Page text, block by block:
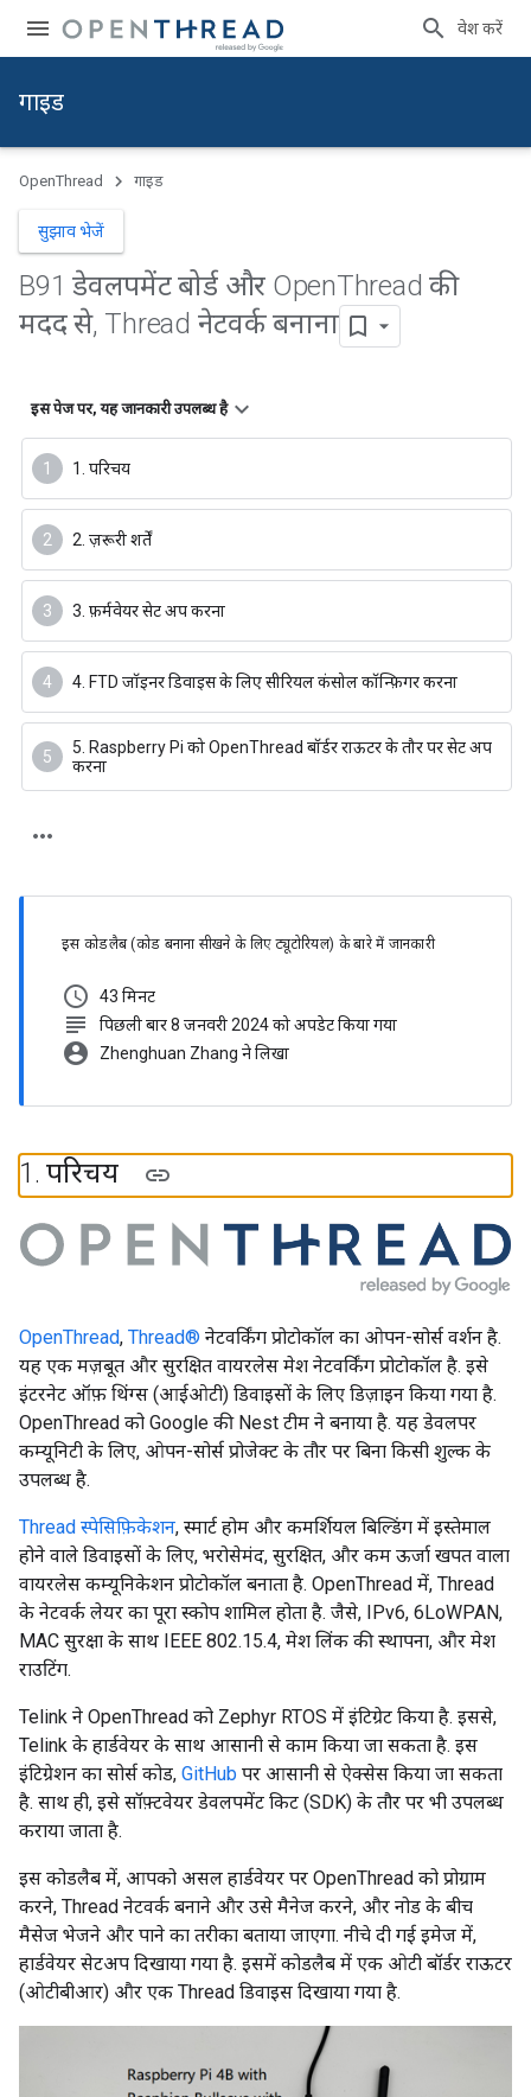
प्रवेश करें
गाइड
OpenThread गाइड
सुझाव भेजें
B91 डेवलपमेंट बोर्ड और OpenThread की
मदद से, Thread नेटवर्क बनाना
इस पेज पर, यह जानकारी उपलब्ध है
1. परिचय
2. ज़रूरी शर्तें
3. फ़र्मवेयर सेट अप करना
4. FTD जॉइनर डिवाइस के लिए सीरियल कंसोल कॉन्फ़िगर करना
5. Raspberry Pi को OpenThread बॉर्डर राऊटर के तौर पर सेट अप
करना
इस कोडलैब (कोड बनाना सीखने के लिए ट्यूटोरियल) के बारे में जानकारी
schedule 43 मिनट
subject पिछली बार 8 जनवरी 2024 को अपडेट किया गया
account_circle Zhenghuan Zhang ने लिखा
1. परिचय
OpenThread, Thread® नेटवर्किंग प्रोटोकॉल का ओपन-सोर्स वर्शन है.
यह एक मज़बूत और सुरक्षित वायरलेस मेश नेटवर्किंग प्रोटोकॉल है. इसे
इंटरनेट ऑफ़ थिंग्स (आईओटी) डिवाइसों के लिए डिज़ाइन किया गया है.
OpenThread को Google की Nest टीम ने बनाया है. यह डेवलपर
कम्यूनिटी के लिए, ओपन-सोर्स प्रोजेक्ट के तौर पर बिना किसी शुल्क के
उपलब्ध है.
Thread स्पेसिफ़िकेशन, स्मार्ट होम और कमर्शियल बिल्डिंग में इस्तेमाल
होने वाले डिवाइसों के लिए, भरोसेमंद, सुरक्षित, और कम ऊर्जा खपत वाला
वायरलेस कम्यूनिकेशन प्रोटोकॉल बनाता है. OpenThread में, Thread
के नेटवर्क लेयर का पूरा स्कोप शामिल होता है. जैसे, IPv6, 6LoWPAN,
MAC सुरक्षा के साथ IEEE 802.15.4, मेश लिंक की स्थापना, और मेश
राउटिंग.
Telink ने OpenThread को Zephyr RTOS में इंटिग्रेट किया है. इससे,
Telink के हार्डवेयर के साथ आसानी से काम किया जा सकता है. इस
इंटिग्रेशन का सोर्स कोड, GitHub पर आसानी से ऐक्सेस किया जा सकता
है. साथ ही, इसे सॉफ़्टवेयर डेवलपमेंट किट (SDK) के तौर पर भी उपलब्ध
कराया जाता है.
इस कोडलैब में, आपको असल हार्डवेयर पर OpenThread को प्रोग्राम
करने, Thread नेटवर्क बनाने और उसे मैनेज करने, और नोड के बीच
मैसेज भेजने और पाने का तरीका बताया जाएगा. नीचे दी गई इमेज में,
हार्डवेयर सेटअप दिखाया गया है. इसमें कोडलैब में एक ओटी बॉर्डर राऊटर
(ओटीबीआर) और एक Thread डिवाइस दिखाया गया है.